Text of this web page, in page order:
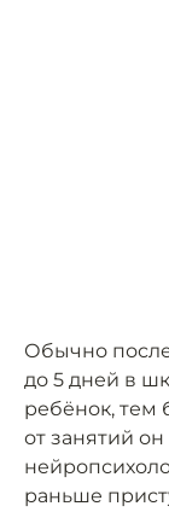
Обычно
до 5 дней в
ребёнок, тем
от занятий
раньше